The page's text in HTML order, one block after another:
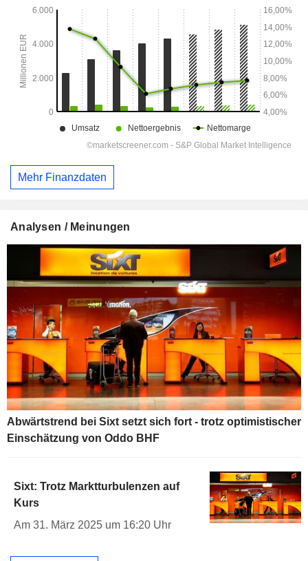
Mehr Finanzdaten
Analysen / Meinungen
Abwärtstrend bei Sixt setzt sich fort - trotz optimistischer
Einschätzung von Oddo BHF
Sixt: Trotz Marktturbulenzen auf
Kurs
Am 31. März 2025 um 16:20 Uhr